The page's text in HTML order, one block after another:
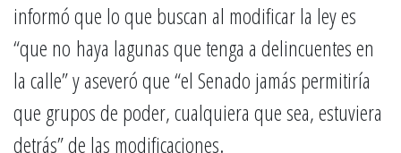
informó que lo que buscan al modificar la ley es
“que no haya lagunas que tenga a delincuentes en
la calle” y aseveró que “el Senado jamás permitiría
que grupos de poder, cualquiera que sea, estuviera
detrás” de las modificaciones.